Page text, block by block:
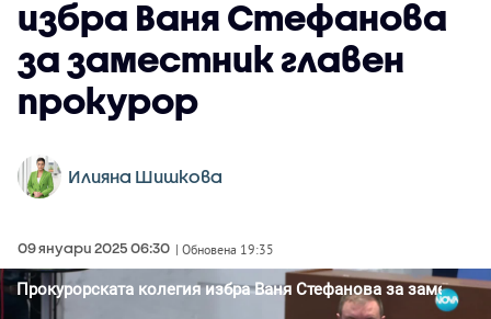
избра Ваня Стефанова
за заместник главен
прокурор
Илияна Шишкова
09 януари 2025 06:30 | Обновена 19:35